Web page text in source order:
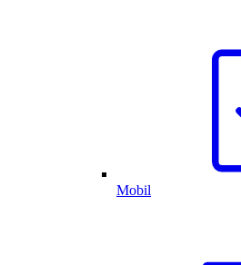
Mobil